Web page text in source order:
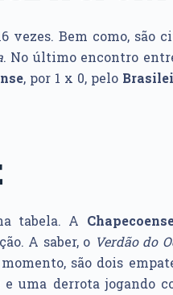
vezes. Bem como, são
. No último encontro
, por 1 x 0, pelo
tabela. A
A saber, o Verdão do
são dois
uma derrota jogando